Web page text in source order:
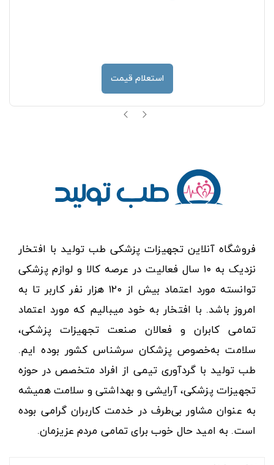
استعلام قیمت
فروشگاه آنلاین تجهیزات پزشکی طب تولید با افتخار
نزدیک به ۱۰ سال فعالیت در عرصه کالا و لوازم پزشکی
توانسته مورد اعتماد بیش از ۱۲۰ هزار نفر کاربر تا به
امروز باشد. با افتخار به خود میبالیم که مورد اعتماد
تمامی کابران و فعالان صنعت تجهیزات پزشکی،
سلامت به‌خصوص پزشکان سرشناس کشور بوده ایم.
طب تولید با گردآوری تیمی از افراد متخصص در حوزه
تجهیزات پزشکی، آرایشی و بهداشتی و سلامت همیشه
به عنوان مشاور بی‌طرف در خدمت کاربران گرامی بوده
است. به امید حال خوب برای تمامی مردم عزیزمان.